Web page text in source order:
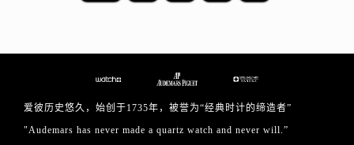
爱彼历史悠久，始创于1735年，被誉为“经典时计的缔造者”
"Audemars has never made a quartz watch and never will.”